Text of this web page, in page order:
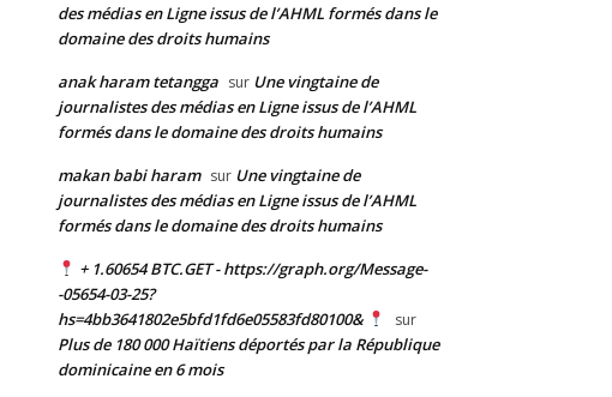
des médias en Ligne issus de l’AHML formés dans le
domaine des droits humains
anak haram tetangga sur Une vingtaine de
journalistes des médias en Ligne issus de l’AHML
formés dans le domaine des droits humains
makan babi haram sur Une vingtaine de
journalistes des médias en Ligne issus de l’AHML
formés dans le domaine des droits humains
+ 1.60654 BTC.GET - https://graph.org/Message-
-05654-03-25?
hs=4bb3641802e5bfd1fd6e05583fd80100&
sur
Plus de 180 000 Haïtiens déportés par la République
dominicaine en 6 mois